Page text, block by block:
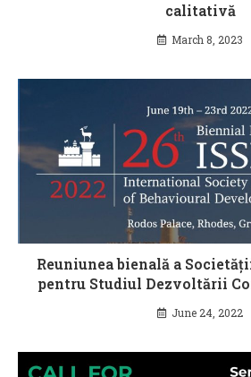
calitativă
March 8, 2023
Reuniunea bienală a
pentru Studiul Dezvoltării
June 24, 2022